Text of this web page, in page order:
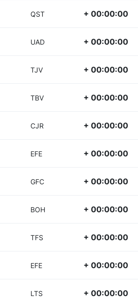
QST + 00:00:00
UAD + 00:00:00
TJV + 00:00:00
TBV + 00:00:00
CJR + 00:00:00
EFE + 00:00:00
GFC + 00:00:00
BOH + 00:00:00
TFS + 00:00:00
EFE + 00:00:00
LTS + 00:00:00